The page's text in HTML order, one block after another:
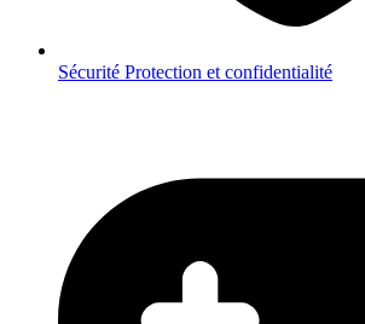
Sécurité Protection et confidentialité